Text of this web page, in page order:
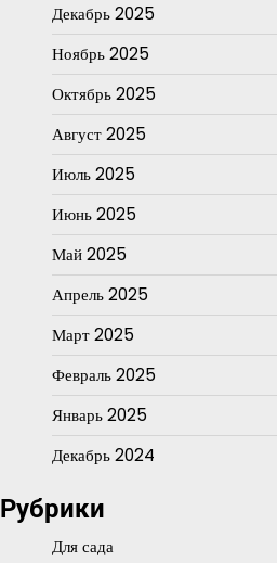
Декабрь 2025
Ноябрь 2025
Октябрь 2025
Август 2025
Июль 2025
Июнь 2025
Май 2025
Апрель 2025
Март 2025
Февраль 2025
Январь 2025
Декабрь 2024
Рубрики
Для сада